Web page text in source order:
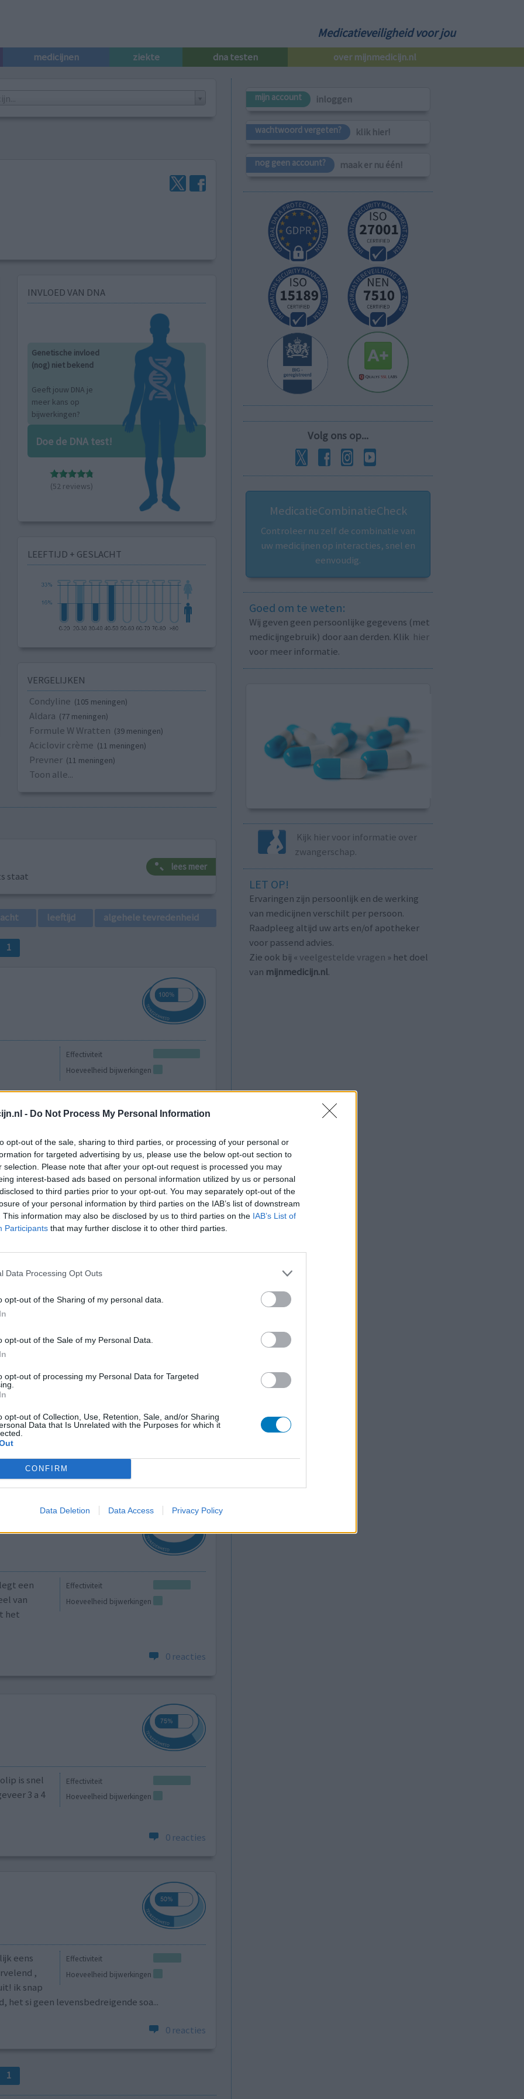
- Do Not Process My Personal Information
opt-out of the sale, sharing to third parties, or processing of your personal or
for targeted advertising by us, please use the below opt-out section to
selection. Please note that after your opt-out request is processed you may
interest-based ads based on personal information utilized by us or personal
to third parties prior to your opt-out. You may separately opt-out of the
of your personal information by third parties on the IAB’s list of downstream
This information may also be disclosed by us to third parties on the IAB’s List of
Participants that may further disclose it to other third parties.
Data Processing Opt Outs
opt-out of the Sharing of my personal data.
opt-out of the Sale of my Personal Data.
opt-out of processing my Personal Data for Targeted
opt-out of Collection, Use, Retention, Sale, and/or Sharing
Data that Is Unrelated with the Purposes for which it
CONFIRM
Data Deletion Data Access Privacy Policy
Medicatieveiligheid voor jou
medicijnen ziekte dna testen over mijnmedicijn.nl
INVLOED VAN DNA
Genetische invloed
(nog) niet bekend
Geeft jouw DNA je
meer kans op
bijwerkingen?
Doe de DNA test!
(52 reviews)
LEEFTIJD + GESLACHT
VERGELIJKEN
Condyline (105 meningen)
Aldara (77 meningen)
Formule W Wratten (39 meningen)
Aciclovir crème (11 meningen)
Prevner (11 meningen)
Toon alle...
staat
lees meer
leeftijd algehele tevredenheid
1
Effectiviteit
Hoeveelheid bijwerkingen
Effectiviteit
aan
al een
hij
gebeurt er
Effectiviteit
Hoeveelheid bijwerkingen
een
van
het
0 reacties
Effectiviteit
Hoeveelheid bijwerkingen
is snel
3 a 4
0 reacties
Effectiviteit
Hoeveelheid bijwerkingen
eens
,
ik snap
het si geen levensbedreigende soa...
0 reacties
1
mijn account inloggen
wachtwoord vergeten? klik hier!
nog geen account? maak er nu één!
Volg ons op...
MedicatieCombinatieCheck
Controleer nu zelf de combinatie van
uw medicijnen op interacties, snel en
eenvoudig.
Goed om te weten:
Wij geven geen persoonlijke gegevens (met
medicijngebruik) door aan derden. Klik hier
voor meer informatie.
Kijk hier voor informatie over
zwangerschap.
LET OP!
Ervaringen zijn persoonlijk en de werking
van medicijnen verschilt per persoon.
Raadpleeg altijd uw arts en/of apotheker
voor passend advies.
Zie ook bij « veelgestelde vragen » het doel
van mijnmedicijn.nl.